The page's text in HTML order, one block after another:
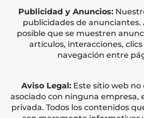
Publicidad y Anuncios:
publicidades de anunciantes.
posible que se muestren
artículos, interacciones,
navegación entre
Aviso Legal:Este sitio web no
asociado con ninguna empresa,
privada. Todos los contenidos